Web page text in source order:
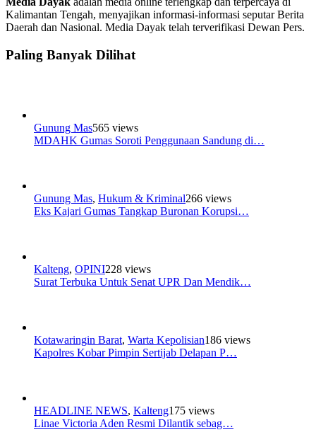
Kalimantan Tengah, menyajikan informasi-informasi seputar Berita
Daerah dan Nasional. Media Dayak telah terverifikasi Dewan Pers.
Paling Banyak Dilihat
Gunung Mas565 views
MDAHK Gumas Soroti Penggunaan Sandung di…
Gunung Mas, Hukum & Kriminal266 views
Eks Kajari Gumas Tangkap Buronan Korupsi…
Kalteng, OPINI228 views
Surat Terbuka Untuk Senat UPR Dan Mendik…
Kotawaringin Barat, Warta Kepolisian186 views
Kapolres Kobar Pimpin Sertijab Delapan P…
HEADLINE NEWS, Kalteng175 views
Linae Victoria Aden Resmi Dilantik sebag…